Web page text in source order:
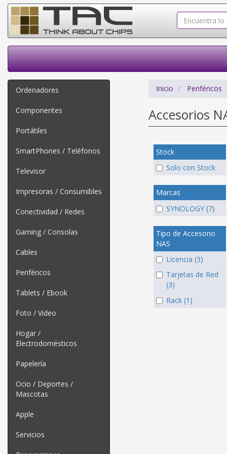
Ordenadores
Componentes
Portátiles
SmartPhones / Teléfonos
Televisor
Impresoras / Consumibles
Conectividad / Redes
Gaming / Consolas
Cables
Periféricos
Tablets / Ebook
Foto / Video
Hogar /
Electrodomésticos
Papelería
Ocio / Deportes /
Mascotas
Apple
Servicios
Inicio Periféricos
Accesorios
Stock
Solo con Stock
Marcas
SYNOLOGY (7)
Tipo de Accesorio
NAS
Licencia (3)
Tarjetas de Red
(3)
Rack (1)